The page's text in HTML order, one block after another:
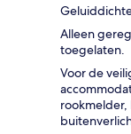
Alleen
toegelaten.
Voor de